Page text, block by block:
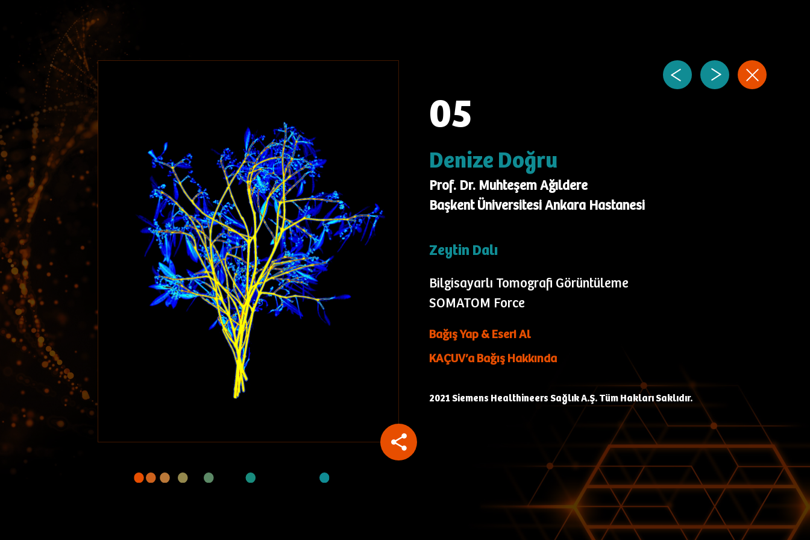
05
Denize Doğru
Prof. Dr. Muhteşem Ağıldere
Başkent Üniversitesi Ankara Hastanesi
Zeytin Dalı
Bilgisayarlı Tomografi Görüntüleme
SOMATOM Force
Bağış Yap & Eseri Al
KAÇUV’a Bağış Hakkında
2021 Siemens Healthineers Sağlık A.Ş. Tüm Hakları Saklıdır.